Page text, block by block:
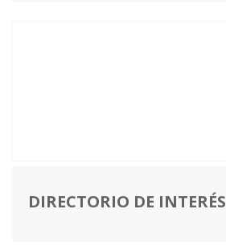
DIRECTORIO DE INTERÉS